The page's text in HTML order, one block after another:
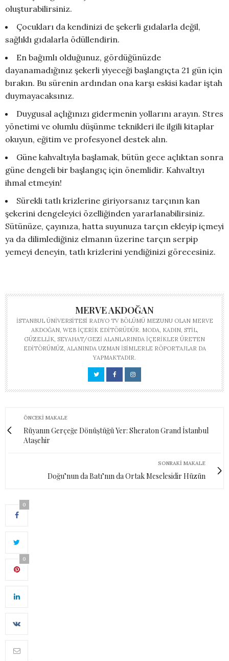
oluşturabilirsiniz.
Çocukları da kendinizi de şekerli gıdalarla değil,
sağlıklı gıdalarla ödüllendirin.
En bağımlı olduğunuz, gördüğünüzde
dayanamadığınız şekerli yiyeceği başlangıçta 21 gün için
bırakın. Bu sürenin ardından ona karşı eskisi kadar iştah
duymayacaksınız.
Duygusal açlığınızı gidermenin yollarını arayın. Stres
yönetimi ve olumlu düşünme teknikleri ile ilgili kitaplar
okuyun, eğitim ve profesyonel destek alın.
Güne kahvaltıyla başlamak, bütün gece açlıktan sonra
güne dengeli bir başlangıç için önemlidir. Kahvaltıyı
ihmal etmeyin!
Sürekli tatlı krizlerine giriyorsanız tarçının kan
şekerini dengeleyici özelliğinden yararlanabilirsiniz.
Sütünüze, çayınıza, hatta suyunuza tarçın ekleyip içmeyi
ya da dilimlediğiniz elmanın üzerine tarçın serpip
yemeyi deneyin, tatlı krizlerini yendiğinizi görecesiniz.
MERVE AKDOĞAN
İSTANBUL ÜNIVERSITESI RADYO TV BÖLÜMÜ MEZUNU OLAN MERVE
AKDOĞAN, WEB IÇERIK EDITÖRÜDÜR. MODA, KADIN, STIL,
GÜZELLIK, SEYAHAT/GEZI ALANLARINDA IÇERIKLER ÜRETEN
EDITÖRÜMÜZ, ALANINDA UZMAN ISIMLERLE RÖPORTAJLAR DA
YAPMAKTADIR.
ÖNCEKI MAKALE
Rüyanın Gerçeğe Dönüştüğü Yer: Sheraton Grand İstanbul
Ataşehir
SONRAKI MAKALE
Doğu’nun da Batı’nın da Ortak Meselesidir Hüzün
0
0